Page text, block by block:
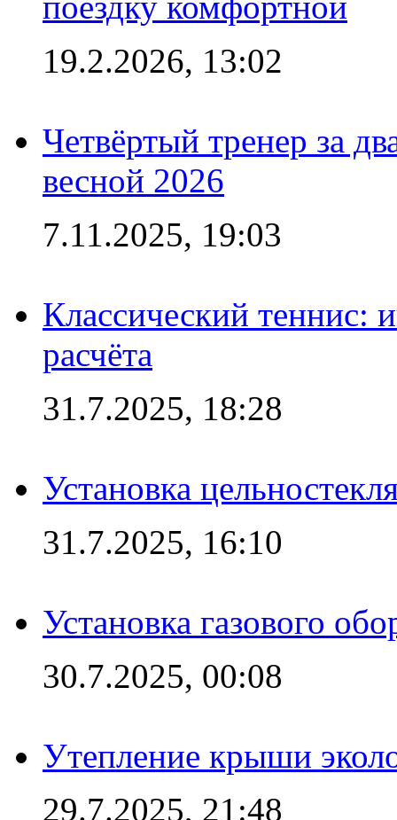
19.2.2026, 13:02
Четвёртый тренер за
весной 2026
7.11.2025, 19:03
Классический теннис:
расчёта
31.7.2025, 18:28
Установка
31.7.2025, 16:10
Установка газового
30.7.2025, 00:08
Утепление крыши
29.7.2025, 21:48